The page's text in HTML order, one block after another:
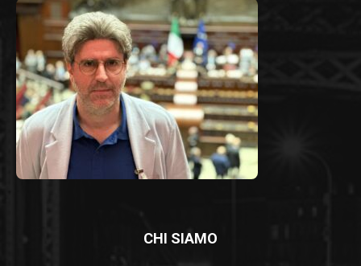
CHI SIAMO